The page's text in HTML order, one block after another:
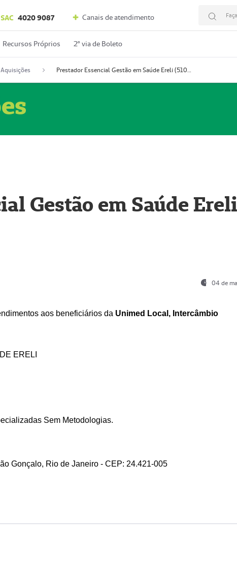
SAC 4020 9087 Canais de atendimento
Recursos Próprios 2º via de Boleto
Prestador Essencial Gestão em Saúde Ereli (51004354-7)
Gestão em Saúde Ereli
04 de
aos beneficiários da Unimed Local, Intercâmbio
ERELI
Sem Metodologias.
Gonçalo, Rio de Janeiro - CEP: 24.421-005